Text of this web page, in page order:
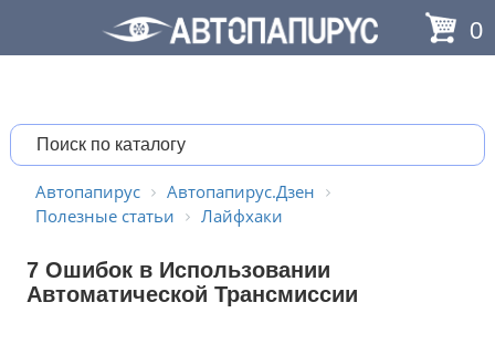
0
Автопапирус
Автопапирус.Дзен
Полезные статьи
Лайфхаки
7 Ошибок в Использовании
Автоматической Трансмиссии